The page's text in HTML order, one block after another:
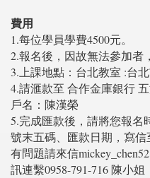
費用
1.每位學員學費4500元。
2.報名後，因故無法參加者
3.上課地點：台北教室 :台
4.請滙款至 合作金庫銀行 五
戶名：陳漢榮
5.完成匯款後，請將您報名
號末五碼、匯款日期，寫信
有問題請來信
訊連繫0958-791-716 陳小姐